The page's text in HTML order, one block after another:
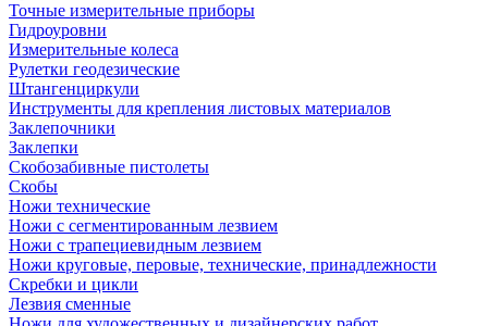
Точные измерительные приборы
Гидроуровни
Измерительные колеса
Рулетки геодезические
Штангенциркули
Инструменты для крепления листовых материалов
Заклепочники
Заклепки
Скобозабивные пистолеты
Скобы
Ножи технические
Ножи с сегментированным лезвием
Ножи с трапециевидным лезвием
Ножи круговые, перовые, технические, принадлежности
Скребки и цикли
Лезвия сменные